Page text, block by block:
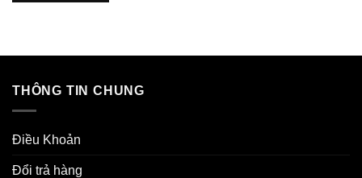
THÔNG TIN CHUNG
Điều Khoản
Đổi trả hàng